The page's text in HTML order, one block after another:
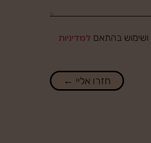
בהתאם למדיניות
חזרו אליי ←